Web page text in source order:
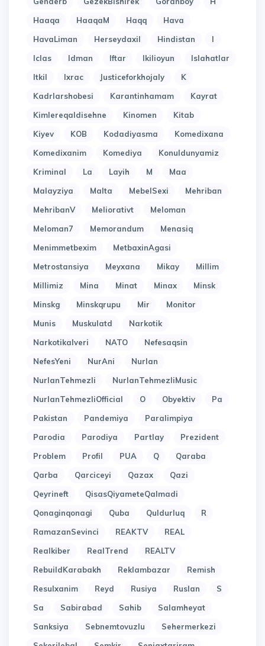
Haaqa
HaaqaM Haqq
Hava
HavaLiman
Herseydaxil Hindistan
I
Iclas
Idman Iftar Ikilioyun
Islahatlar
Itkil
Ixrac Justiceforkhojaly
K
Kadrlarshobesi
Karantinhamam
Kayrat
Kimlereqaldisehne
Kinomen
Kitab
Kiyev
KOB Kodadiyasma
Komedixana
Komedixanim
Komediya
Konuldunyamiz
Kriminal
La Layih M
Maa
Malayziya
Malta MebelSexi
Mehriban
MehribanV
Meliorativt
Meloman
Meloman7
Memorandum
Menasiq
Menimmetbexim
MetbaxinAgasi
Metrostansiya
Meyxana Mikay
Millim
Millimiz
Mina Minat Minax
Minsk
Minskg
Minskqrupu Mir
Monitor
Munis
Muskulatd
Narkotik
Narkotikalveri
NATO
Nefesaqsin
NefesYeni
NurAni
Nurlan
NurlanTehmezli
NurlanTehmezliMusic
NurlanTehmezliOfficial
O Obyektiv
Pa
Pakistan
Pandemiya
Paralimpiya
Parodia
Parodiya Partlay
Prezident
Problem
Profil PUA Q
Qaraba
Qarba
Qarciceyi Qazax
Qazi
Qeyrineft
QisasQiyameteQalmadi
Qonaginqonagi
Quba Quldurluq
R
RamazanSevinci
REAKTV
REAL
Realkiber
RealTrend
REALTV
RebuildKarabakh
Reklambazar
Remish
Resulxanim
Reyd Rusiya Ruslan
S
Sa
Sabirabad Sahib
Salamheyat
Sanksiya
Sebnemtovuzlu
Sehermerkezi